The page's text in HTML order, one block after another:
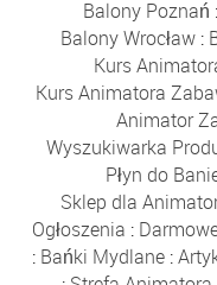
Balony Poznań
Balony Wrocław :
Kurs
Kurs Animatora
Animator
Wyszukiwarka
Płyn do
Sklep dla
Ogłoszenia :
: Bańki Mydlane :